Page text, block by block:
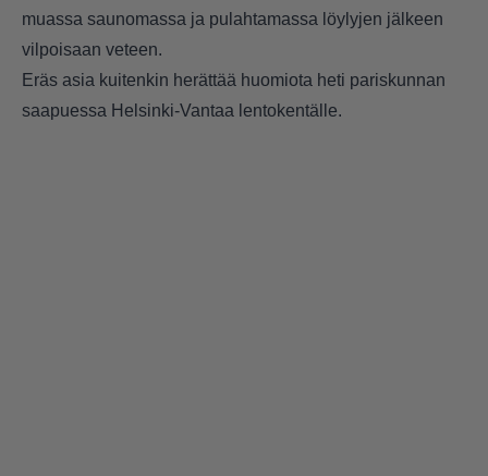
muassa saunomassa ja pulahtamassa löylyjen jälkeen
vilpoisaan veteen.
Eräs asia kuitenkin herättää huomiota heti pariskunnan
saapuessa Helsinki-Vantaa lentokentälle.